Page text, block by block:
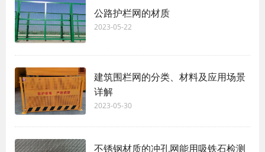
公路护栏网的材质
2023-05-22
建筑围栏网的分类、材料及应用场景
详解
2023-05-30
不锈钢材质的冲孔网能用吸铁石检测